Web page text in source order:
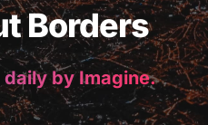
Borders
by Imagine.